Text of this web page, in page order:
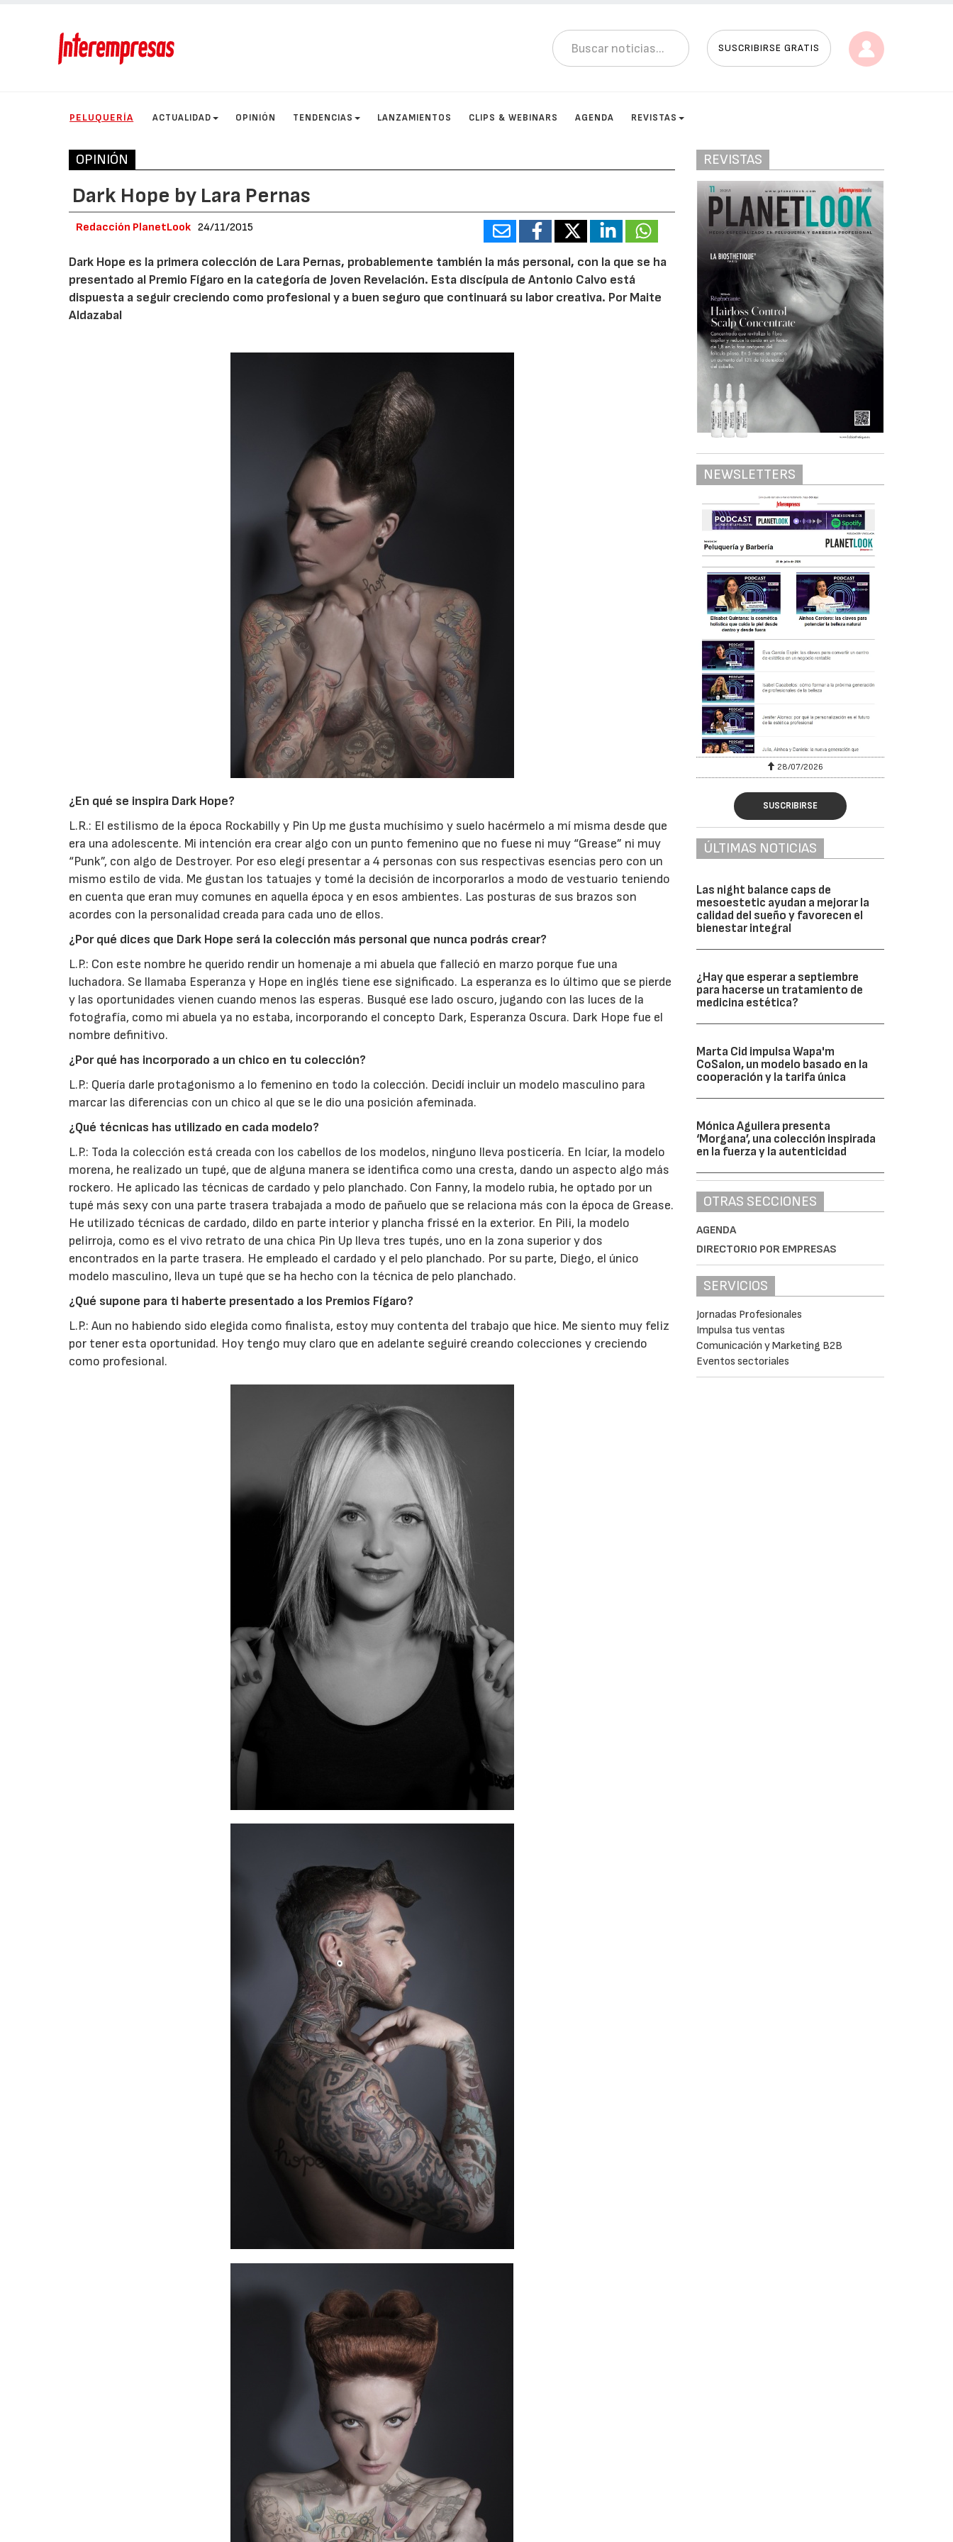
SUSCRIBIRSE GRATIS
PELUQUERÍA ACTUALIDAD OPINIÓN TENDENCIAS LANZAMIENTOS CLIPS & WEBINARS AGENDA REVISTAS
OPINIÓN
Dark Hope by Lara Pernas
Redacción PlanetLook 24/11/2015
Dark Hope es la primera colección de Lara Pernas, probablemente también la más personal, con la que se ha
presentado al Premio Fígaro en la categoría de Joven Revelación. Esta discípula de Antonio Calvo está
dispuesta a seguir creciendo como profesional y a buen seguro que continuará su labor creativa. Por Maite
Aldazabal
¿En qué se inspira Dark Hope?
L.R.: El estilismo de la época Rockabilly y Pin Up me gusta muchísimo y suelo hacérmelo a mí misma desde que
era una adolescente. Mi intención era crear algo con un punto femenino que no fuese ni muy “Grease” ni muy
“Punk”, con algo de Destroyer. Por eso elegí presentar a 4 personas con sus respectivas esencias pero con un
mismo estilo de vida. Me gustan los tatuajes y tomé la decisión de incorporarlos a modo de vestuario teniendo
en cuenta que eran muy comunes en aquella época y en esos ambientes. Las posturas de sus brazos son
acordes con la personalidad creada para cada uno de ellos.
¿Por qué dices que Dark Hope será la colección más personal que nunca podrás crear?
L.P.: Con este nombre he querido rendir un homenaje a mi abuela que falleció en marzo porque fue una
luchadora. Se llamaba Esperanza y Hope en inglés tiene ese significado. La esperanza es lo último que se pierde
y las oportunidades vienen cuando menos las esperas. Busqué ese lado oscuro, jugando con las luces de la
fotografía, como mi abuela ya no estaba, incorporando el concepto Dark, Esperanza Oscura. Dark Hope fue el
nombre definitivo.
¿Por qué has incorporado a un chico en tu colección?
L.P.: Quería darle protagonismo a lo femenino en todo la colección. Decidí incluir un modelo masculino para
marcar las diferencias con un chico al que se le dio una posición afeminada.
¿Qué técnicas has utilizado en cada modelo?
L.P.: Toda la colección está creada con los cabellos de los modelos, ninguno lleva posticería. En Icíar, la modelo
morena, he realizado un tupé, que de alguna manera se identifica como una cresta, dando un aspecto algo más
rockero. He aplicado las técnicas de cardado y pelo planchado. Con Fanny, la modelo rubia, he optado por un
tupé más sexy con una parte trasera trabajada a modo de pañuelo que se relaciona más con la época de Grease.
He utilizado técnicas de cardado, dildo en parte interior y plancha frissé en la exterior. En Pili, la modelo
pelirroja, como es el vivo retrato de una chica Pin Up lleva tres tupés, uno en la zona superior y dos
encontrados en la parte trasera. He empleado el cardado y el pelo planchado. Por su parte, Diego, el único
modelo masculino, lleva un tupé que se ha hecho con la técnica de pelo planchado.
¿Qué supone para ti haberte presentado a los Premios Fígaro?
L.P.: Aun no habiendo sido elegida como finalista, estoy muy contenta del trabajo que hice. Me siento muy feliz
por tener esta oportunidad. Hoy tengo muy claro que en adelante seguiré creando colecciones y creciendo
como profesional.
REVISTAS
NEWSLETTERS
28/07/2026 28/07/2026
SUSCRIBIRSE
ÚLTIMAS NOTICIAS
Las night balance caps de
mesoestetic ayudan a mejorar la
calidad del sueño y favorecen el
bienestar integral
¿Hay que esperar a septiembre
para hacerse un tratamiento de
medicina estética?
Marta Cid impulsa Wapa'm
CoSalon, un modelo basado en la
cooperación y la tarifa única
Mónica Aguilera presenta
‘Morgana’, una colección inspirada
en la fuerza y la autenticidad
OTRAS SECCIONES
AGENDA
DIRECTORIO POR EMPRESAS
SERVICIOS
Jornadas Profesionales
Impulsa tus ventas
Comunicación y Marketing B2B
Eventos sectoriales